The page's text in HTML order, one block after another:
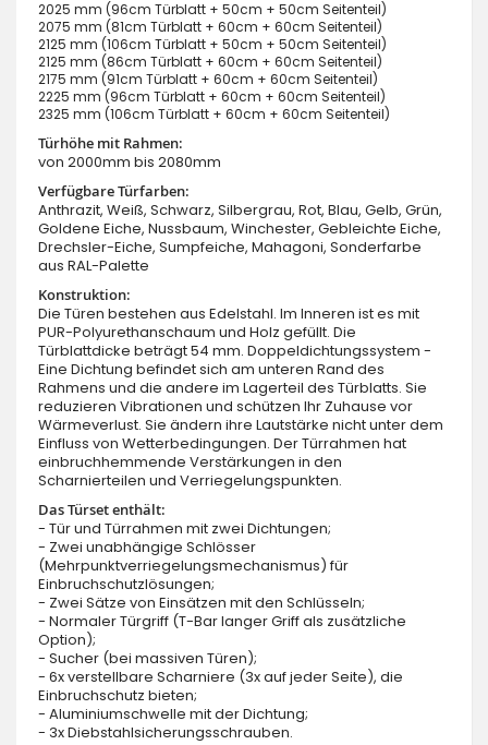
2025 mm (96cm Türblatt + 50cm + 50cm Seitenteil)
2075 mm (81cm Türblatt + 60cm + 60cm Seitenteil)
2125 mm (106cm Türblatt + 50cm + 50cm Seitenteil)
2125 mm (86cm Türblatt + 60cm + 60cm Seitenteil)
2175 mm (91cm Türblatt + 60cm + 60cm Seitenteil)
2225 mm (96cm Türblatt + 60cm + 60cm Seitenteil)
2325 mm (106cm Türblatt + 60cm + 60cm Seitenteil)
Türhöhe mit Rahmen:
von 2000mm bis 2080mm
Verfügbare Türfarben:
Anthrazit, Weiß, Schwarz, Silbergrau, Rot, Blau, Gelb, Grün,
Goldene Eiche, Nussbaum, Winchester, Gebleichte Eiche,
Drechsler-Eiche, Sumpfeiche, Mahagoni, Sonderfarbe
aus RAL-Palette
Konstruktion:
Die Türen bestehen aus Edelstahl. Im Inneren ist es mit
PUR-Polyurethanschaum und Holz gefüllt. Die
Türblattdicke beträgt 54 mm. Doppeldichtungssystem -
Eine Dichtung befindet sich am unteren Rand des
Rahmens und die andere im Lagerteil des Türblatts. Sie
reduzieren Vibrationen und schützen Ihr Zuhause vor
Wärmeverlust. Sie ändern ihre Lautstärke nicht unter dem
Einfluss von Wetterbedingungen. Der Türrahmen hat
einbruchhemmende Verstärkungen in den
Scharnierteilen und Verriegelungspunkten.
Das Türset enthält:
- Tür und Türrahmen mit zwei Dichtungen;
- Zwei unabhängige Schlösser
(Mehrpunktverriegelungsmechanismus) für
Einbruchschutzlösungen;
- Zwei Sätze von Einsätzen mit den Schlüsseln;
- Normaler Türgriff (T-Bar langer Griff als zusätzliche
Option);
- Sucher (bei massiven Türen);
- 6x verstellbare Scharniere (3x auf jeder Seite), die
Einbruchschutz bieten;
- Aluminiumschwelle mit der Dichtung;
- 3x Diebstahlsicherungsschrauben.